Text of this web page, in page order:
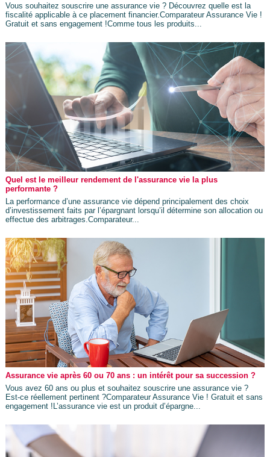
Vous souhaitez souscrire une assurance vie ? Découvrez quelle est la
fiscalité applicable à ce placement financier.Comparateur Assurance Vie !
Gratuit et sans engagement !Comme tous les produits...
Quel est le meilleur rendement de l'assurance vie la plus
performante ?
La performance d’une assurance vie dépend principalement des choix
d’investissement faits par l’épargnant lorsqu’il détermine son allocation ou
effectue des arbitrages.Comparateur...
Assurance vie après 60 ou 70 ans : un intérêt pour sa succession ?
Vous avez 60 ans ou plus et souhaitez souscrire une assurance vie ?
Est-ce réellement pertinent ?Comparateur Assurance Vie ! Gratuit et sans
engagement !L’assurance vie est un produit d’épargne...